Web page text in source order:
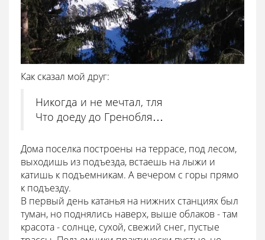
Как сказал мой друг:
Никогда и не мечтал, тля
Что доеду до Гренобля…
Дома поселка построены на террасе, под лесом,
выходишь из подъезда, встаешь на лыжи и
катишь к подъемникам. А вечером с горы прямо
к подъезду.
В первый день катанья на нижних станциях был
туман, но поднялись наверх, выше облаков - там
красота - солнце, сухой, свежий снег, пустые